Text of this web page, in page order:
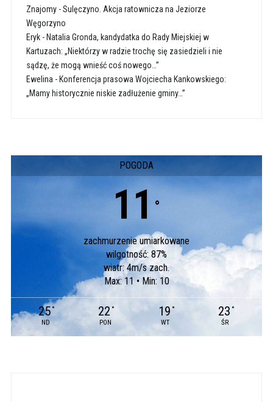
Znajomy-Sulęczyno. Akcja ratownicza na Jeziorze
Węgorzyno
Eryk- Natalia Gronda, kandydatka do Rady Miejskiej w
Kartuzach: „Niektórzy w radzie trochę się zasiedzieli i nie
sądzę, że mogą wnieść coś nowego…”
Ewelina - Konferencja prasowa Wojciecha Kankowskiego:
„Mamy historycznie niskie zadłużenie gminy…”
POGODA
11 °
zachmurzenie umiarkowane
wilgotność: 87%
wiatr: 4m/s zach.
Max: 11 • Min: 10
25 °
ND
22 °
PON
19 °
WT
23 °
ŚR